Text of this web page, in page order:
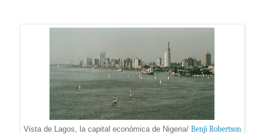
Vista de Lagos, la capital económica de Nigeria/ Benji Robertson